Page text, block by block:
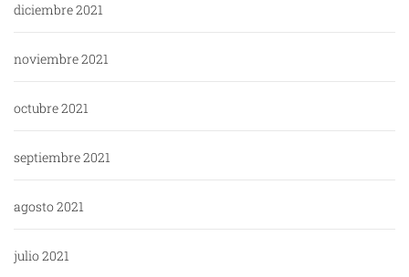
diciembre 2021
noviembre 2021
octubre 2021
septiembre 2021
agosto 2021
julio 2021